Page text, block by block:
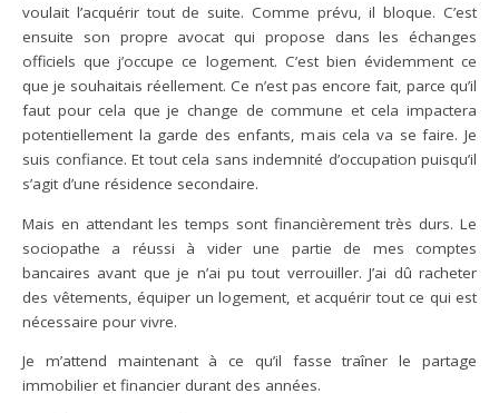
voulait l’acquérir tout de suite. Comme prévu, il bloque. C’est
ensuite son propre avocat qui propose dans les échanges
officiels que j’occupe ce logement. C’est bien évidemment ce
que je souhaitais réellement. Ce n’est pas encore fait, parce qu’il
faut pour cela que je change de commune et cela impactera
potentiellement la garde des enfants, mais cela va se faire. Je
suis confiance. Et tout cela sans indemnité d’occupation puisqu’il
s’agit d’une résidence secondaire.
Mais en attendant les temps sont financièrement très durs. Le
sociopathe a réussi à vider une partie de mes comptes
bancaires avant que je n’ai pu tout verrouiller. J’ai dû racheter
des vêtements, équiper un logement, et acquérir tout ce qui est
nécessaire pour vivre.
Je m’attend maintenant à ce qu’il fasse traîner le partage
immobilier et financier durant des années.